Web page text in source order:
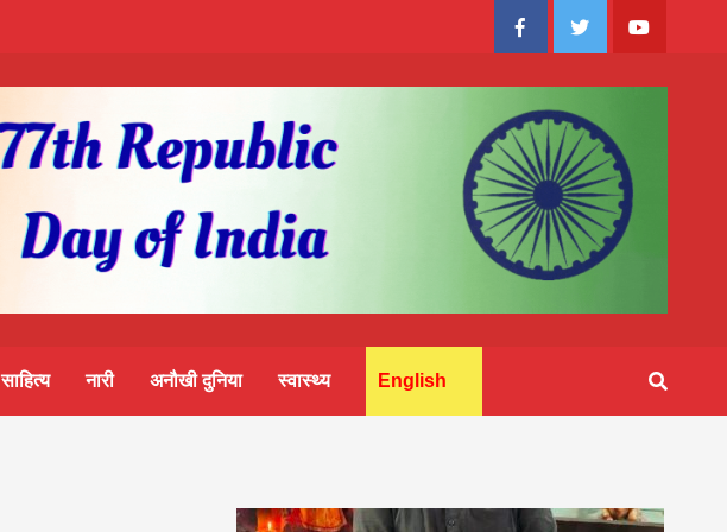
FacebookTwitter Youtube
साहित्य नारी अनौखी दुनिया स्वास्थ्य English